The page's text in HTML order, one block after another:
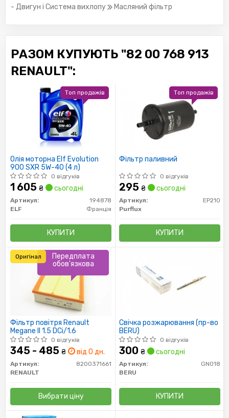
- Двигун і Система вихлопу
Масляний фільтр
РАЗОМ КУПУЮТЬ "82 00 768 913
RENAULT":
Олія моторна Elf Evolution
900 SXR 5W-40 (4 л)
0 відгуків
1 605 ₴ сьогодні
Артикул:
194878
ELF
Франція
КУПИТИ
Топ продажів
Фільтр паливний
0 відгуків
295 ₴ сьогодні
Артикул:
EP210
Purflux
КУПИТИ
Топ продажів
Фільтр повітря Renault
Megane II 1.5 DCi/1.6
0 відгуків
345 - 485 ₴ від 0 дн.
Артикул:
8200371661
RENAULT
Вибрати ціну
Передплата
обов'язкова
Оригінал
Свічка розжарювання (пр-во
BERU)
0 відгуків
300 ₴ сьогодні
Артикул:
GN018
BERU
КУПИТИ